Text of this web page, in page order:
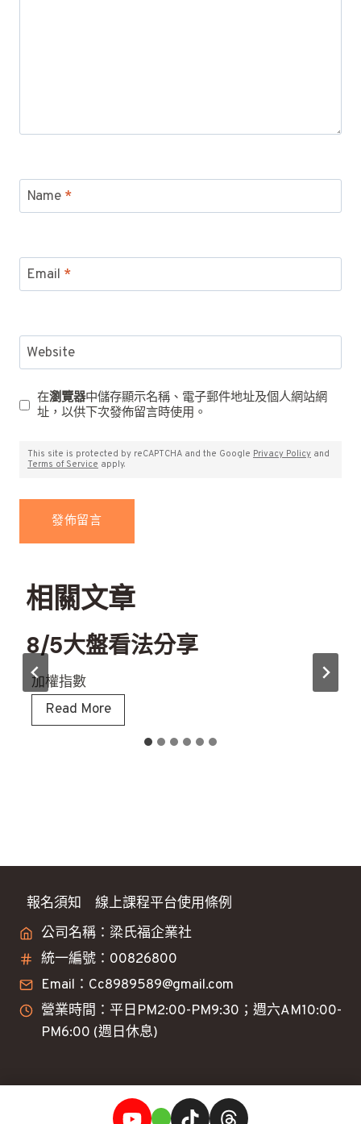
Name *
Email *
Website
在瀏覽器中儲存顯示名稱、電子郵件地址及個人網站網
址，以供下次發佈留言時使用。
This site is protected by reCAPTCHA and the Google Privacy Policy and
Terms of Service apply.
相關文章
8/5大盤看法分享
加權指數
Read More8
/
報名須知
線上課程平台使用條例
公司名稱：梁氏福企業社
統一編號：00826800
Email：Cc8989589@gmail.com
營業時間：平日PM2:00-PM9:30；週六AM10:00-
PM6:00 (週日休息)
© 2026 呀比理財 Built By Digital By Arden